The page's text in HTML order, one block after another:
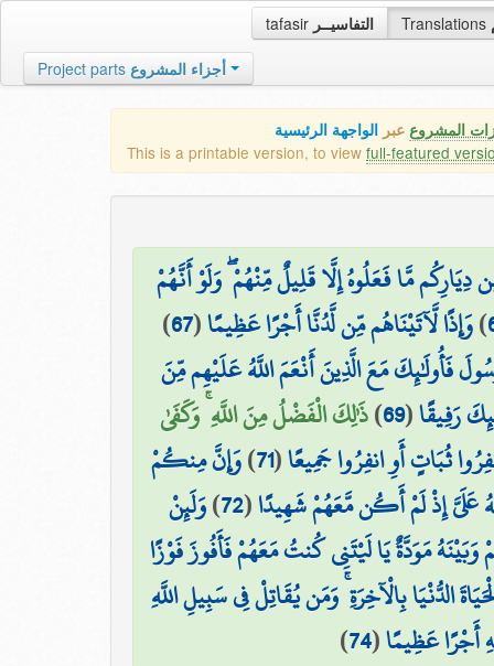
tafasir التفاسيــر Translations
Project parts أجزاء المشروع
المشروع عبر الواجهة الرئيسية
This is a printable version, to view full-featured
مَّا فَعَلُوهُ إِلَّا قَلِيلٌ مِّنْهُمْ ۖ وَلَوْ أَنَّهُمْ
)وَإِذًا لَّآتَيْنَاهُم مِّن لَّدُنَّا أَجْرًا عَظِيمًا(
67
)
فَأُولَٰئِكَ مَعَ الَّذِينَ أَنْعَمَ اللَّهُ عَلَيْهِم مِّنَ
رَفِيقًا(
69
)ذَٰلِكَ الْفَضْلُ مِنَ اللَّهِ ۚ وَكَفَىٰ
ثُبَاتٍ أَوِ انفِرُوا جَمِيعًا(
71
)وَإِنَّ مِنكُمْ
عَلَيَّ إِذْ لَمْ أَكُن مَّعَهُمْ شَهِيدًا(
72
)وَلَئِنْ
مَوَدَّةٌ يَا لَيْتَنِي كُنتُ مَعَهُمْ فَأَفُوزَ فَوْزًا
الدُّنْيَا بِالْآخِرَةِ ۚ وَمَن يُقَاتِلْ فِي سَبِيلِ اللَّهِ
عَظِيمًا(
74
)